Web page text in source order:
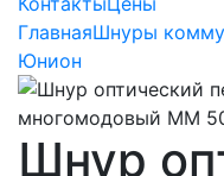
ГлавнаяШнуры
Юнион
Шнур